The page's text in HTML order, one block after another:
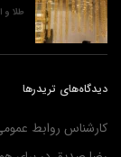
طلا و
دیدگاه‌های تریدرها
کارشناس روابط